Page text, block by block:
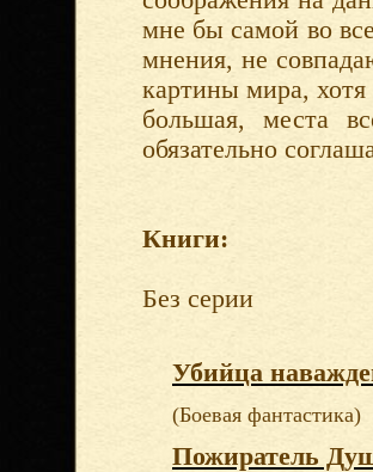
мне бы самой во
мнения, не
картины мира, хотя
большая, места
обязательно
Книги:
Без серии
Убийца
(Боевая фантастика)
Пожиратель